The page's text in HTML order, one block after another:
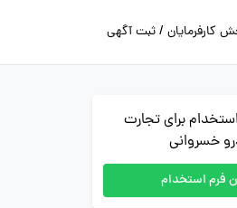
کارفرمایان / ثبت آگهی
برای تجارت
خسروانی
فرم استخدام